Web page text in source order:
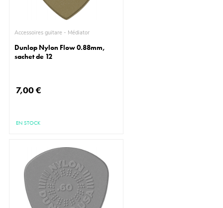
Accessoires guitare - Médiator
Dunlop Nylon Flow 0.88mm,
sachet de 12
7,00 €
EN STOCK